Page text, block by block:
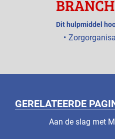
Dit hulpmiddel
GERELATEERDE
Aan de slag met